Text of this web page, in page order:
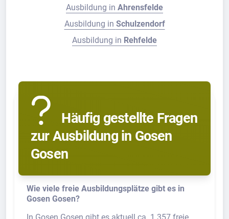
Ausbildung in Ahrensfelde
Ausbildung in Schulzendorf
Ausbildung in Rehfelde
Häufig gestellte Fragen
zur Ausbildung in Gosen
Gosen
Wie viele freie Ausbildungsplätze gibt es in
Gosen Gosen?
In Gosen Gosen gibt es aktuell ca. 1.357 freie